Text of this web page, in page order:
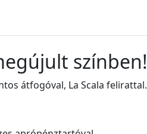
színben!
átfogóval, La Scala felirattal.